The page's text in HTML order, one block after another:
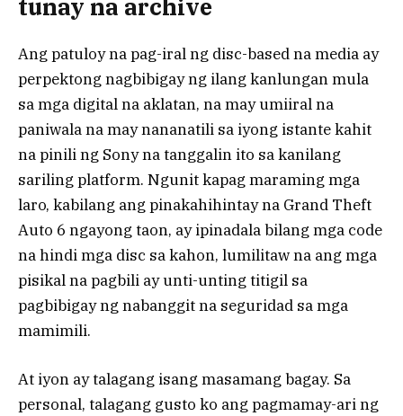
tunay na archive
Ang patuloy na pag-iral ng disc-based na media ay
perpektong nagbibigay ng ilang kanlungan mula
sa mga digital na aklatan, na may umiiral na
paniwala na may nananatili sa iyong istante kahit
na pinili ng Sony na tanggalin ito sa kanilang
sariling platform. Ngunit kapag maraming mga
laro, kabilang ang pinakahihintay na Grand Theft
Auto 6 ngayong taon, ay ipinadala bilang mga code
na hindi mga disc sa kahon, lumilitaw na ang mga
pisikal na pagbili ay unti-unting titigil sa
pagbibigay ng nabanggit na seguridad sa mga
mamimili.
At iyon ay talagang isang masamang bagay. Sa
personal, talagang gusto ko ang pagmamay-ari ng